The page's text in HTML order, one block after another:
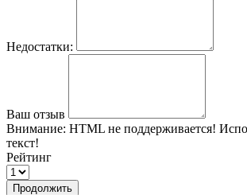
Недостатки:
Ваш отзыв
Внимание: HTML не поддерживается!
текст!
Рейтинг
Продолжить